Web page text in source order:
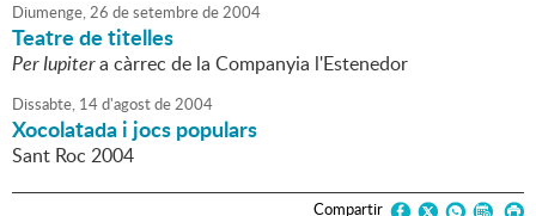
Diumenge,26 desetembrede2004
Teatre de titelles
Per Iupitera càrrec de la Companyia l'Estenedor
Dissabte, 14d'agostde2004
Xocolatada i jocs populars
Sant Roc 2004
Compartir